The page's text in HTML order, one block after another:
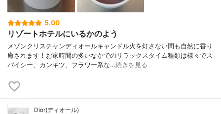
5.00
リゾートホテルにいるかのよう
メゾンクリスチャンディオールキャンドル火を灯さない間も自然に香り
癒されます！お家時間の多いなかでのリラックスタイム種類は様々でス
パイシー、カンキツ、フラワー系な…続きを見る
Dior(ディオール)